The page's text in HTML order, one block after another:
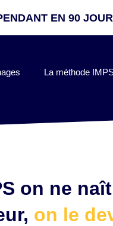
EN 90
La méthode
on ne
on le